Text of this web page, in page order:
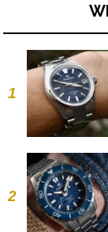
1
2